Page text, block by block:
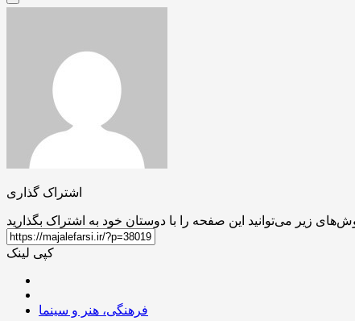
اشتراک گذاری
کپی لینک
فرهنگی، هنر و سینما